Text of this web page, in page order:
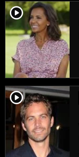
player2
player2